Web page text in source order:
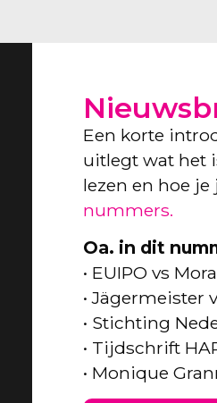
Een korte
uitlegt wat het
lezen en hoe
nummers.
Oa. in dit
• EUIPO vs
• Jägermeister
• Stichting
• Tijdschrift
• Monique